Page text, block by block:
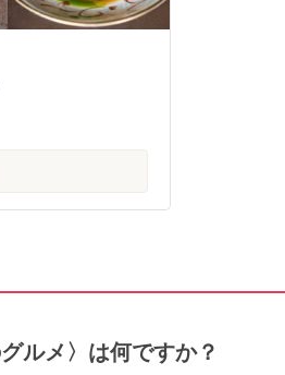
ルメ〉は何ですか？